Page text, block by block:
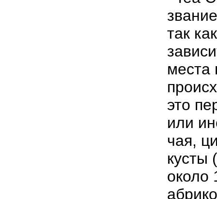
так
места
это
или
чая,
кусты
около